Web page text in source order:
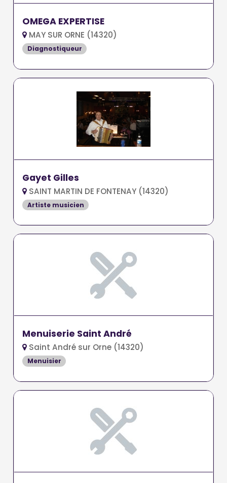
OMEGA EXPERTISE
MAY SUR ORNE (14320)
Diagnostiqueur
Gayet Gilles
SAINT MARTIN DE FONTENAY (14320)
Artiste musicien
Menuiserie Saint André
Saint André sur Orne (14320)
Menuisier